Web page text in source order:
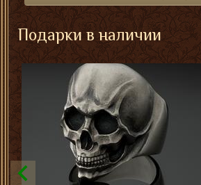
Подарки в наличии